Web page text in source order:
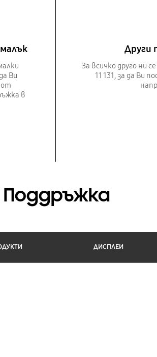
Ви
от
в
Други
За всичко друго ни
11 131, за да Ви
ДИСПЛЕИ